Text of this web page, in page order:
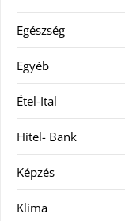
Egészség
Egyéb
Étel-Ital
Hitel- Bank
Képzés
Klíma